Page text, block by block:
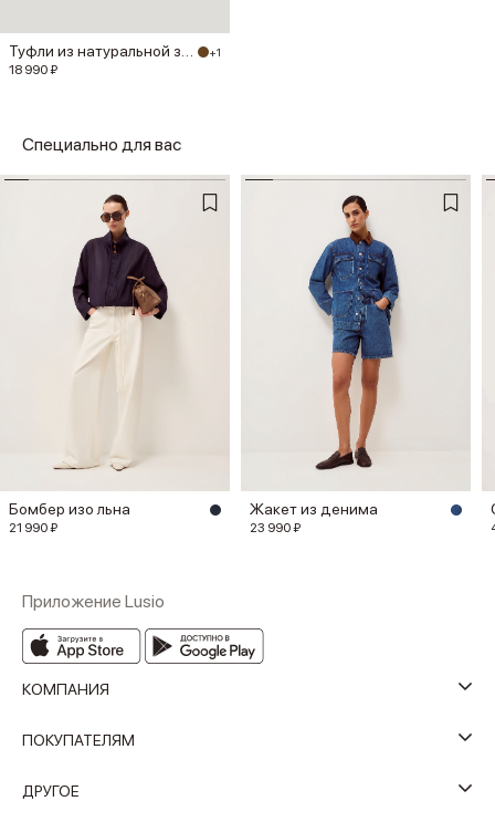
Туфли из натуральной замши +1
18 990 ₽
Специально для вас
Бомбер изо льна
21 990 ₽
Жакет из денима
23 990 ₽
Приложение Lusio
КОМПАНИЯ
ПОКУПАТЕЛЯМ
ДРУГОЕ